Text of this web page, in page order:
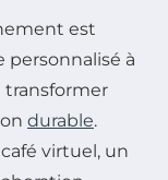
est
à
transformer
durable.
virtuel, un